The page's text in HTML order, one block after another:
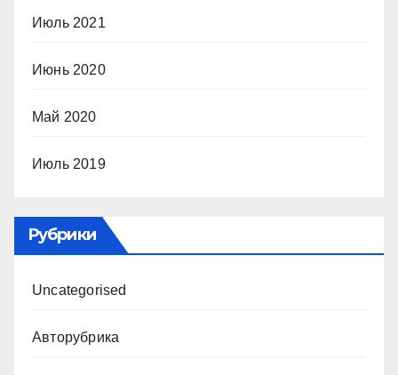
Июль 2021
Июнь 2020
Май 2020
Июль 2019
Рубрики
Uncategorised
Авторубрика